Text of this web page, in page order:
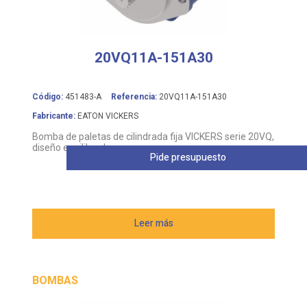
20VQ11A-151A30
Código: 451483-A Referencia: 20VQ11A-151A30
Fabricante: EATON VICKERS
Bomba de paletas de cilindrada fija VICKERS serie 20VQ,
diseño equilibrado
Leer más
Pide presupuesto
BOMBAS